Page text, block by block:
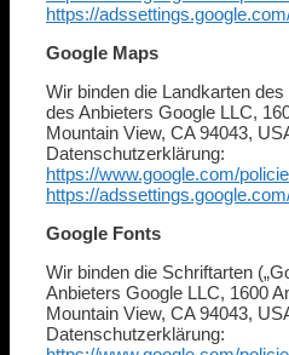
https://
Google Maps
Wir binden die Landkarten
des Anbieters Google LLC,
Mountain View, CA 94043,
Datenschutzerklärung:
https://www.google.com/
https://
Google Fonts
Wir binden die Schriftarten
Anbieters Google LLC, 1600
Mountain View, CA 94043,
Datenschutzerklärung: